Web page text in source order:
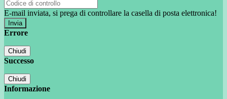
E-mail inviata, si prega di controllare la casella di posta elettronica!
Errore
Chiudi
Successo
Chiudi
Informazione